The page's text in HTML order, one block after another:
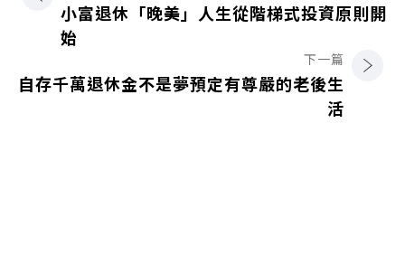
小富退休「晚美」人生從階梯式投資原則開
始
下一篇
自存千萬退休金不是夢預定有尊嚴的老後生
活